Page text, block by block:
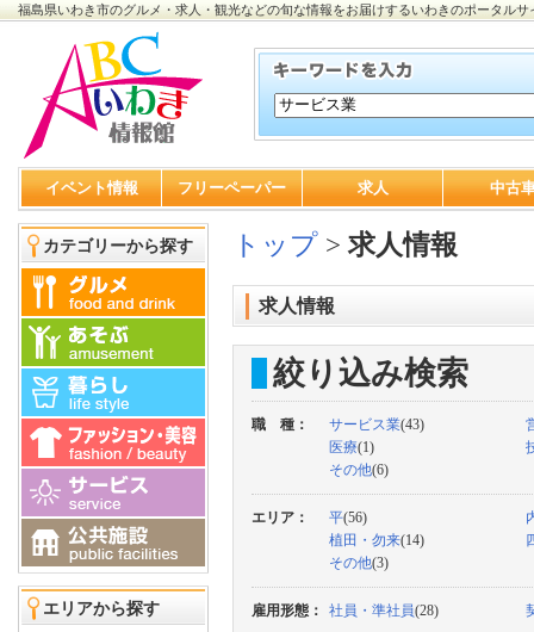
福島県いわき市のグルメ・求人・観光などの旬な情報をお届けするいわきのポータルサ
イベント情報 フリーペーパー 求人 中古
カテゴリーから探す
エリアから探す
トップ >求人情報
求人情報
絞り込み検索
職 種： サービス業(43)
医療(1)
その他(6)
エリア： 平(56)
植田・勿来(14)
その他(3)
雇用形態： 社員・準社員(28)